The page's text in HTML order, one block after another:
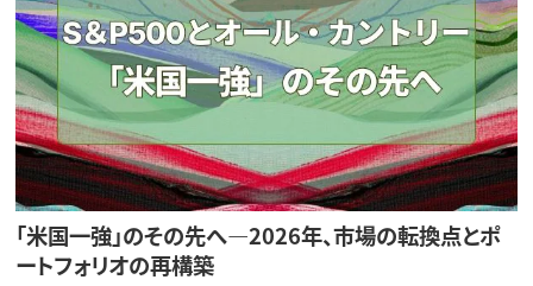
「米国一強」のその先へ—2026年、市場の転換点とポ
ートフォリオの再構築